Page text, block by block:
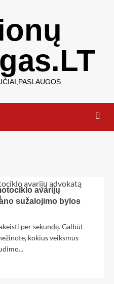
avarijų
sužalojimo bylos
per sekundę. Galbūt
kokius veiksmus